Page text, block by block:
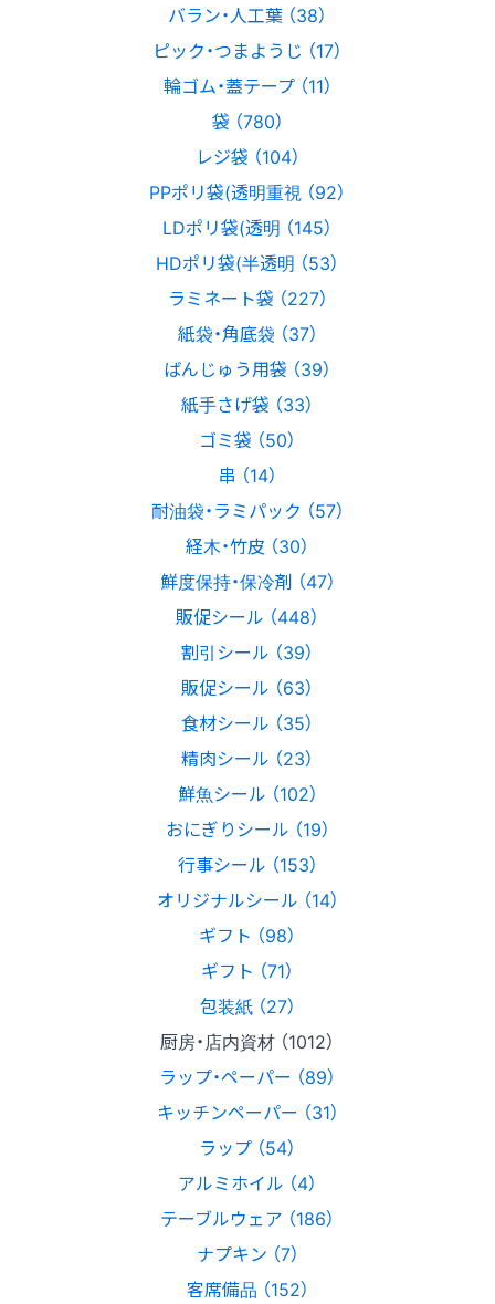
バラン・人工葉 （38）
ピック・つまようじ （17）
輪ゴム・蓋テープ （11）
袋 （780）
レジ袋 （104）
PPポリ袋(透明重視 （92）
LDポリ袋(透明 （145）
HDポリ袋(半透明 （53）
ラミネート袋 （227）
紙袋・角底袋 （37）
ばんじゅう用袋 （39）
紙手さげ袋 （33）
ゴミ袋 （50）
串 （14）
耐油袋・ラミパック （57）
経木・竹皮 （30）
鮮度保持・保冷剤 （47）
販促シール （448）
割引シール （39）
販促シール （63）
食材シール （35）
精肉シール （23）
鮮魚シール （102）
おにぎりシール （19）
行事シール （153）
オリジナルシール （14）
ギフト （98）
ギフト （71）
包装紙 （27）
厨房・店内資材 （1012）
ラップ・ペーパー （89）
キッチンペーパー （31）
ラップ （54）
アルミホイル （4）
テーブルウェア （186）
ナプキン （7）
客席備品 （152）